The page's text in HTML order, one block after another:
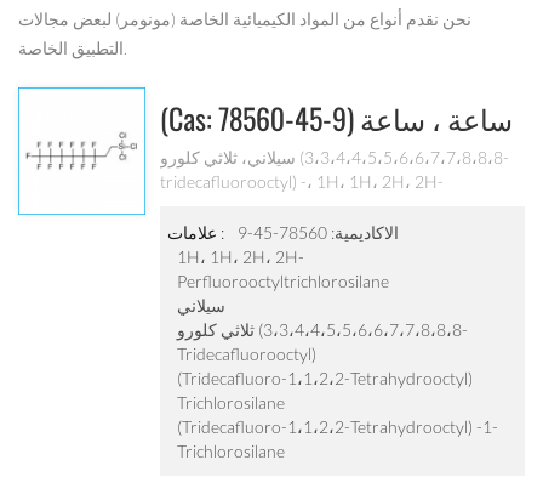
نحن نقدم أنواع من المواد الكيميائية الخاصة (مونومر) لبعض مجالات
(cas: 78560-45-9) ساعة ، ساعة
، ساعتان ، ساعتان
سيلاني، ثلاثي كلورو (3،3،4،4،5،5،6،6،7،7،8،8،8-
tridecafluorooctyl) -، 1H، 1H، 2H، 2H-
2،2-tetrahydrooctyl) trichlorosilane؛
(tridecafluoro-1،1،2،2-tetrahydrooctyl) -1-
trichlorosilane؛ ثلاثي كلورو (1H، 1H، 2H، 2H-
perchlorooctyl) سيلاني، ثلاثي كلورو (1H، 1H، 2H،
2H -perfluorooctyl) سيلاني،
trichlorosilane؛ 1- (trichlorosilyl) -3،3،4،4،
5،5،6،6،7،7،8،8،8-tridecafluorooctane
علامات :
الاكاديمية: 78560-45-9
1H، 1H، 2H، 2H-
Perfluorooctyltrichlorosilane
سيلاني
ثلاثي كلورو (3،3،4،4،5،5،6،6،7،7،8،8،8-
Tridecafluorooctyl)
(tridecafluoro-1،1،2،2-Tetrahydrooctyl)
Trichlorosilane
(tridecafluoro-1،1،2،2-Tetrahydrooctyl) -1-
Trichlorosilane